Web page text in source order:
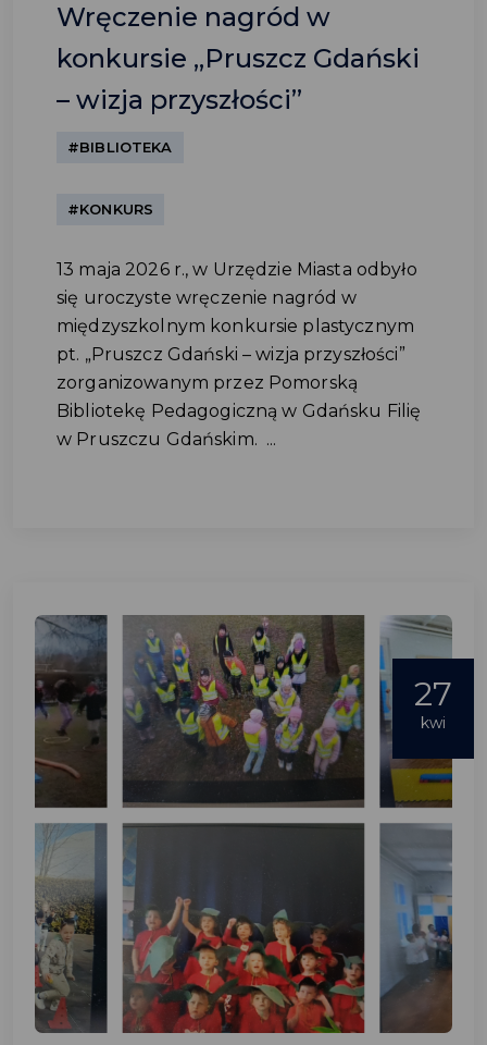
Wręczenie nagród w
konkursie „Pruszcz Gdański
– wizja przyszłości”
#BIBLIOTEKA
#KONKURS
13 maja 2026 r., w Urzędzie Miasta odbyło
się uroczyste wręczenie nagród w
międzyszkolnym konkursie plastycznym
pt. „Pruszcz Gdański – wizja przyszłości”
zorganizowanym przez Pomorską
Bibliotekę Pedagogiczną w Gdańsku Filię
w Pruszczu Gdańskim. ...
27
kwi